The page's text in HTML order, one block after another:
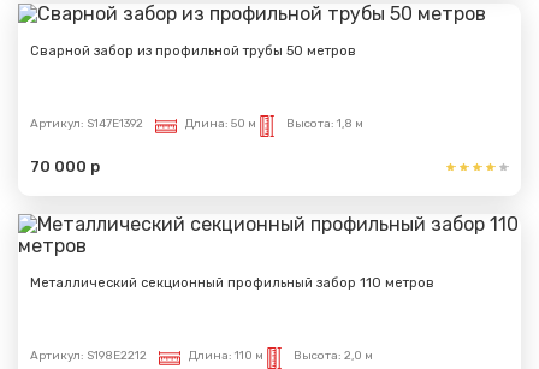
Сварной забор из профильной трубы 50 метров
Артикул: S147E1392 Длина: 50 м Высота: 1,8 м
70 000 р
Металлический секционный профильный забор 110 метров
Артикул: S198E2212 Длина: 110 м Высота: 2,0 м